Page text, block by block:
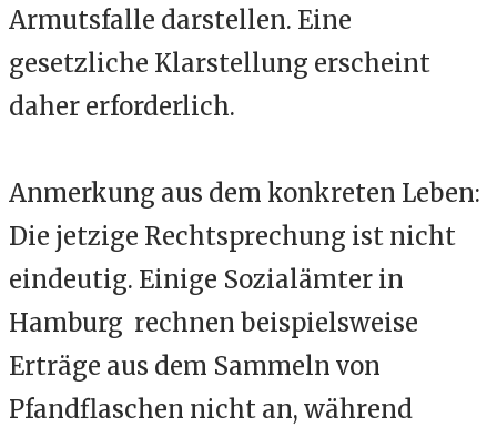
Armutsfalle darstellen. Eine
gesetzliche Klarstellung erscheint
daher erforderlich.
Anmerkung aus dem konkreten Leben:
Die jetzige Rechtsprechung ist nicht
eindeutig. Einige Sozialämter in
Hamburg rechnen beispielsweise
Erträge aus dem Sammeln von
Pfandflaschen nicht an, während